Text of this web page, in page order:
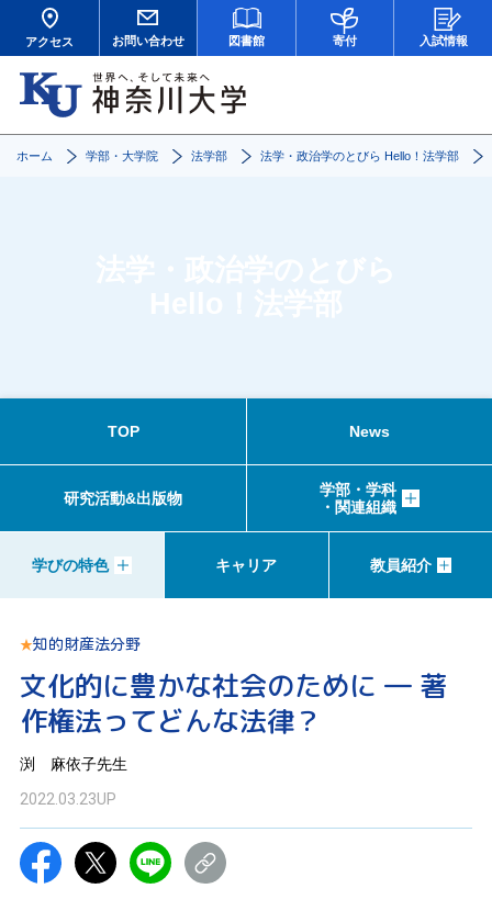
アクセス お問い合わせ 図書館 寄付 入試情報
ホーム 学部・大学院 法学部 法学・政治学のとびら Hello！法学部
TOP News
研究活動&出版物
学部・学科
・関連組織
学びの特色 キャリア 教員紹介
知的財産法分野
文化的に豊かな社会のために ― 著
作権法ってどんな法律？
渕 麻依子先生
2022.03.23UP